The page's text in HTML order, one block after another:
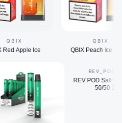
QBIX Red Apple Ice QBIX Peach
REV POD Salt
50/50 14 mg